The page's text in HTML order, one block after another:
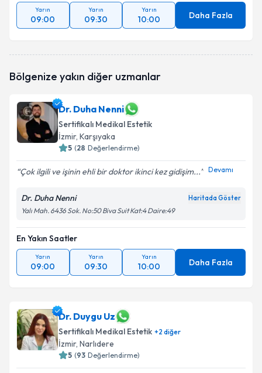
Yarın
09:00
Yarın
09:30
Yarın
10:00 Daha Fazla
Bölgenize yakın diğer uzmanlar
Dr. Duha Nenni
Sertifikalı Medikal Estetik
İzmir, Karşıyaka
5 (28 Değerlendirme)
Çok ilgili ve işinin ehli bir doktor ikinci kez gidişim... Devamı
Dr. Duha Nenni Haritada Göster
Yalı Mah. 6436 Sok. No:50 Biva Suit Kat:4 Daire:49
En Yakın Saatler
Yarın
09:00
Yarın
09:30
Yarın
10:00 Daha Fazla
Dr. Duygu Uz
Sertifikalı Medikal Estetik +2 diğer
İzmir, Narlıdere
5 (93 Değerlendirme)